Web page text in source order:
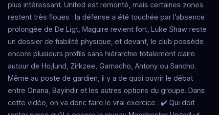
plus intéressant. United est remonté, mais certaines zones
restent très floues : la défense a été touchée par l’absence
prolongée de De Ligt, Maguire revient fort, Luke Shaw reste
un dossier de fiabilité physique, et devant, le club possède
encore plusieurs profils sans hiérarchie totalement claire
autour de Hojlund, Zirkzee, Garnacho, Antony ou Sancho.
Même au poste de gardien, il y a de quoi ouvrir le débat
entre Onana, Bayindir et les autres options du groupe. Dans
cette vidéo, on va donc faire le vrai exercice : ✔️ Qui doit